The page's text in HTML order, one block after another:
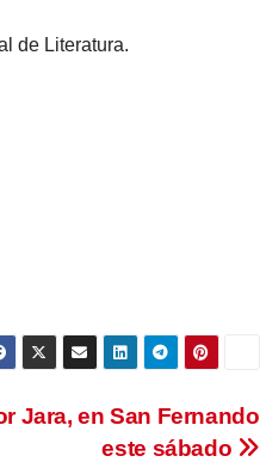
de Literatura.
Jara, en San Fernando
este sábado